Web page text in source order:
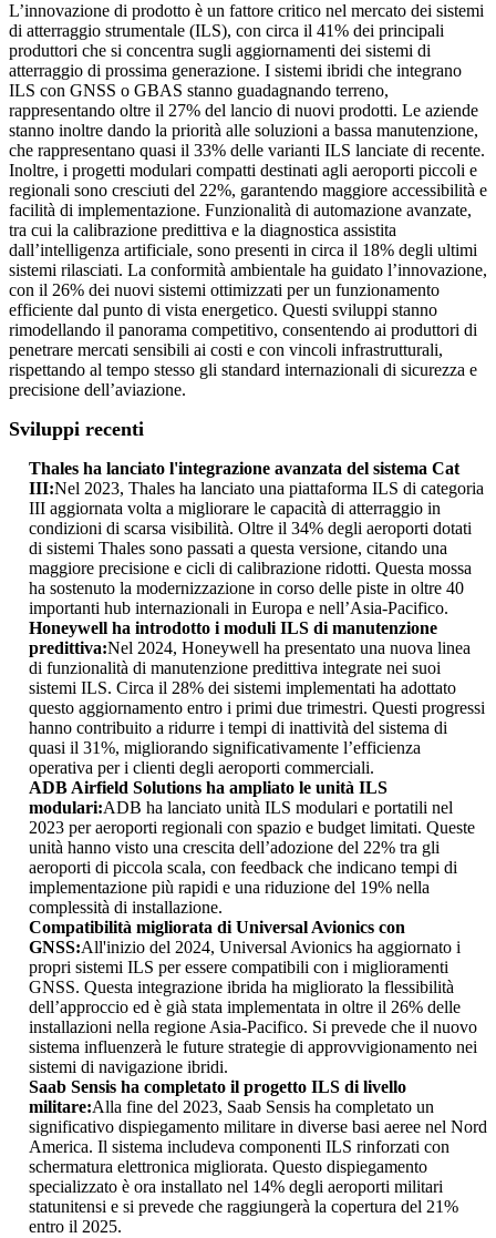
L’innovazione di prodotto è un fattore critico nel mercato dei sistemi
di atterraggio strumentale (ILS), con circa il 41% dei principali
produttori che si concentra sugli aggiornamenti dei sistemi di
atterraggio di prossima generazione. I sistemi ibridi che integrano
ILS con GNSS o GBAS stanno guadagnando terreno,
rappresentando oltre il 27% del lancio di nuovi prodotti. Le aziende
stanno inoltre dando la priorità alle soluzioni a bassa manutenzione,
che rappresentano quasi il 33% delle varianti ILS lanciate di recente.
Inoltre, i progetti modulari compatti destinati agli aeroporti piccoli e
regionali sono cresciuti del 22%, garantendo maggiore accessibilità e
facilità di implementazione. Funzionalità di automazione avanzate,
tra cui la calibrazione predittiva e la diagnostica assistita
dall’intelligenza artificiale, sono presenti in circa il 18% degli ultimi
sistemi rilasciati. La conformità ambientale ha guidato l’innovazione,
con il 26% dei nuovi sistemi ottimizzati per un funzionamento
efficiente dal punto di vista energetico. Questi sviluppi stanno
rimodellando il panorama competitivo, consentendo ai produttori di
penetrare mercati sensibili ai costi e con vincoli infrastrutturali,
rispettando al tempo stesso gli standard internazionali di sicurezza e
precisione dell’aviazione.
Sviluppi recenti
Thales ha lanciato l'integrazione avanzata del sistema Cat
III:Nel 2023, Thales ha lanciato una piattaforma ILS di categoria
III aggiornata volta a migliorare le capacità di atterraggio in
condizioni di scarsa visibilità. Oltre il 34% degli aeroporti dotati
di sistemi Thales sono passati a questa versione, citando una
maggiore precisione e cicli di calibrazione ridotti. Questa mossa
ha sostenuto la modernizzazione in corso delle piste in oltre 40
importanti hub internazionali in Europa e nell’Asia-Pacifico.
Honeywell ha introdotto i moduli ILS di manutenzione
predittiva:Nel 2024, Honeywell ha presentato una nuova linea
di funzionalità di manutenzione predittiva integrate nei suoi
sistemi ILS. Circa il 28% dei sistemi implementati ha adottato
questo aggiornamento entro i primi due trimestri. Questi progressi
hanno contribuito a ridurre i tempi di inattività del sistema di
quasi il 31%, migliorando significativamente l’efficienza
operativa per i clienti degli aeroporti commerciali.
ADB Airfield Solutions ha ampliato le unità ILS
modulari:ADB ha lanciato unità ILS modulari e portatili nel
2023 per aeroporti regionali con spazio e budget limitati. Queste
unità hanno visto una crescita dell’adozione del 22% tra gli
aeroporti di piccola scala, con feedback che indicano tempi di
implementazione più rapidi e una riduzione del 19% nella
complessità di installazione.
Compatibilità migliorata di Universal Avionics con
GNSS:All'inizio del 2024, Universal Avionics ha aggiornato i
propri sistemi ILS per essere compatibili con i miglioramenti
GNSS. Questa integrazione ibrida ha migliorato la flessibilità
dell’approccio ed è già stata implementata in oltre il 26% delle
installazioni nella regione Asia-Pacifico. Si prevede che il nuovo
sistema influenzerà le future strategie di approvvigionamento nei
sistemi di navigazione ibridi.
Saab Sensis ha completato il progetto ILS di livello
militare:Alla fine del 2023, Saab Sensis ha completato un
significativo dispiegamento militare in diverse basi aeree nel Nord
America. Il sistema includeva componenti ILS rinforzati con
schermatura elettronica migliorata. Questo dispiegamento
specializzato è ora installato nel 14% degli aeroporti militari
statunitensi e si prevede che raggiungerà la copertura del 21%
entro il 2025.